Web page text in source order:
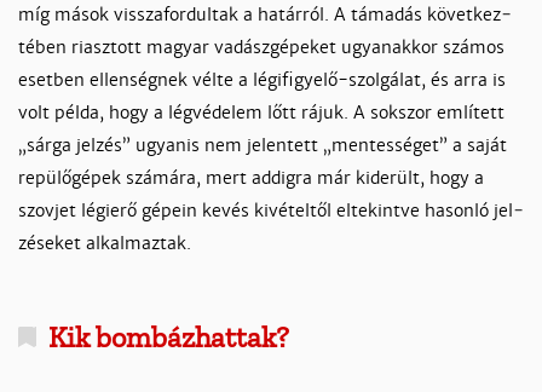
míg má­sok vissza­for­dul­tak a ha­tárról. A tá­ma­dás kö­vet­kez­
té­ben riasz­tott ma­gyar va­dász­gé­pe­ket ugyanak­kor szá­mos
eset­ben el­len­ség­nek vél­te a lé­gifi­gye­lő-szol­gá­lat, és ar­ra is
volt pél­da, hogy a lég­vé­de­lem lőtt rá­juk. A sok­szor em­lí­tett
„sár­ga jel­zés” ugyan­is nem je­len­tett „men­tes­sé­get” a sa­ját
re­pü­lő­gé­pek szá­má­ra, mert ad­dig­ra már ki­de­rült, hogy a
szov­jet lé­gie­rő gé­pein ke­vés ki­vé­tel­től el­te­kint­ve ha­son­ló jel­
zé­se­ket al­kal­maz­tak.
Kik bom­báz­hat­tak?